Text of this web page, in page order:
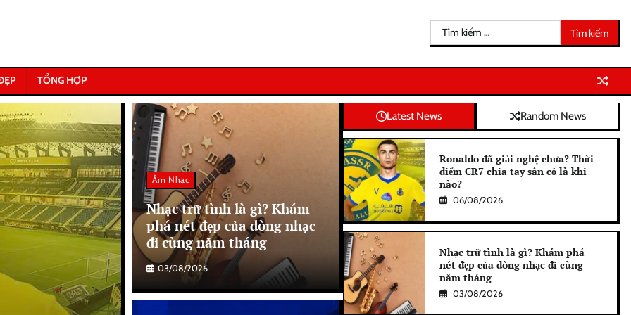
Tìm
kiếm
TỔNG HỢP
Âm Nhạc
Nhạc trữ tình là gì? Khám
phá nét đẹp của dòng nhạc
đi cùng năm tháng
03/08/2026
Latest News Random News
Ronaldo đã giải nghệ chưa? Thời
điểm CR7 chia tay sân cỏ là khi
nào?
06/08/2026
Nhạc trữ tình là gì? Khám phá
nét đẹp của dòng nhạc đi cùng
năm tháng
03/08/2026